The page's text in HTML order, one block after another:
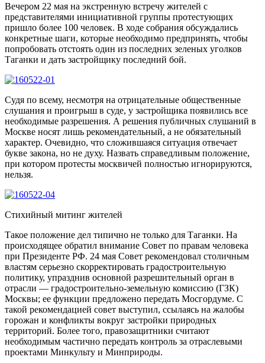
Вечером 22 мая на экстренную встречу жителей с
представителями инициативной группы протестующих
пришло более 100 человек. В ходе собрания обсуждались
конкретные шаги, которые необходимо предпринять, чтобы
попробовать отстоять один из последних зеленых уголков
Таганки и дать застройщику последний бой.
Судя по всему, несмотря на отрицательные общественные
слушания и проигрыш в суде, у застройщика появились все
необходимые разрешения. А решения публичных слушаний в
Москве носят лишь рекомендательный, а не обязательный
характер. Очевидно, что сложившаяся ситуация отвечает
букве закона, но не духу. Назвать справедливым положение,
при котором протесты москвичей полностью игнорируются,
нельзя.
Стихийный митинг жителей
Такое положение дел типично не только для Таганки. На
происходящее обратил внимание Совет по правам человека
при Президенте РФ. 24 мая Совет рекомендовал столичным
властям серьезно скорректировать градостроительную
политику, упразднив основной разрешительный орган в
отрасли — градостроительно-земельную комиссию (ГЗК)
Москвы; ее функции предложено передать Мосгордуме. С
такой рекомендацией совет выступил, ссылаясь на жалобы
горожан и конфликты вокруг застройки природных
территорий. Более того, правозащитники считают
необходимым частично передать контроль за отраслевыми
проектами Минкульту и Минприроды.